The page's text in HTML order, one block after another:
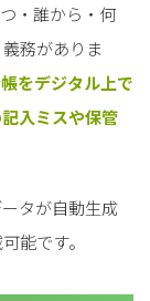
・誰から・何
務がありま
をデジタル上で
入ミスや保管
タが自動生成
能です。